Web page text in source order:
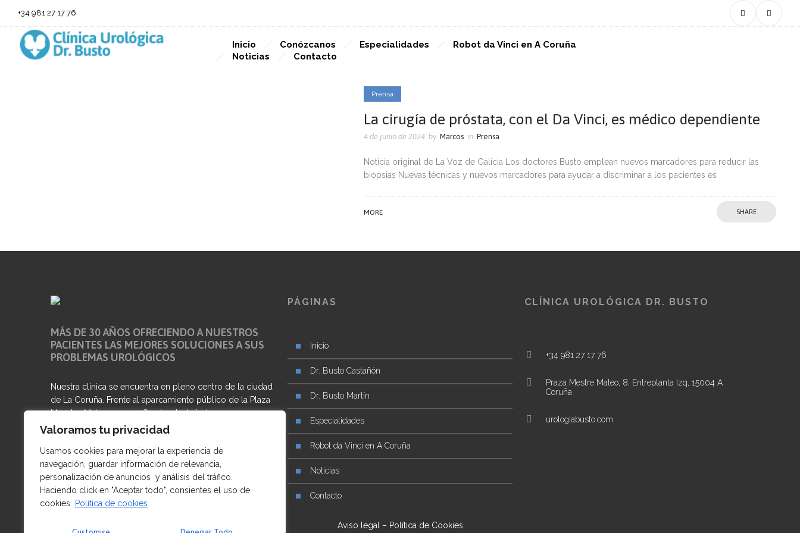
Valoramos tu privacidad
Usamos cookies para mejorar la experiencia de
navegación, guardar información de relevancia,
personalización de anuncios y análisis del tráfico.
Haciendo click en "Aceptar todo", consientes el uso de
cookies.
Política de cookies
+34 981 27 17 76
Inicio Conózcanos Especialidades
Robot da Vinci en A Coruña
Noticias
Contacto
Prensa
La cirugía de próstata, con el Da Vinci, es médico dependiente
4 de junio de 2024 by Marcos in Prensa
Noticia original de La Voz de Galicia Los doctores Busto emplean nuevos marcadores para reducir las
biopsias Nuevas técnicas y nuevos marcadores para ayudar a discriminar a los pacientes es
MORE SHARE
MÁS DE 30 AÑOS OFRECIENDO A NUESTROS
PACIENTES LAS MEJORES SOLUCIONES A SUS
PROBLEMAS UROLÓGICOS
Nuestra clínica se encuentra en pleno centro de la ciudad
de La Coruña. Frente al aparcamiento público de la Plaza
Maestro Mateo numero 8 entreplanta izda, a escasos
metros de la Av. Buenos Aires y del Paseo Marítimo
Número de registro sanitario: C-15-001465
PÁGINAS
Inicio
Dr. Busto Castañón
Dr. Busto Martín
Especialidades
Robot da Vinci en A Coruña
Noticias
Contacto
CLÍNICA UROLÓGICA DR. BUSTO
+34 981 27 17 76
Praza Mestre Mateo, 8, Entreplanta Izq, 15004 A
Coruña
urologiabusto.com
Aviso legal – Política de Cookies